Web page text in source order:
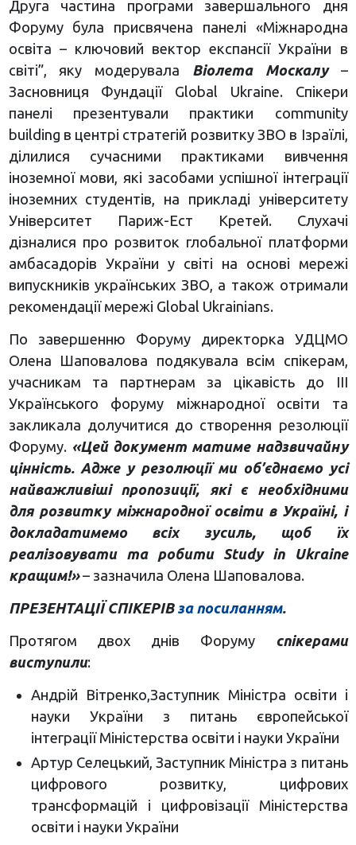
Друга частина програми завершального дня
Форуму була присвячена панелі «Міжнародна
освіта – ключовий вектор експансії України в
світі”, яку модерувала Віолета Москалу–
Засновниця Фундації Global Ukraine. Спікери
панелі презентували практики community
building в центрі стратегій розвитку ЗВО в Ізраїлі,
ділилися сучасними практиками вивчення
іноземної мови, які засобами успішної інтеграції
іноземних студентів, на прикладі університету
Університет Париж-Ест Кретей. Слухачі
дізналися про розвиток глобальної платформи
амбасадорів України у світі на основі мережі
випускників українських ЗВО, а також отримали
рекомендації мережі Global Ukrainians.
По завершенню Форуму директорка УДЦМО
Олена Шаповалова подякувала всім спікерам,
учасникам та партнерам за цікавість до ІІІ
Українського форуму міжнародної освіти та
закликала долучитися до створення резолюції
Форуму. «Цей документ матиме надзвичайну
цінність. Адже у резолюції ми об’єднаємо усі
найважливіші пропозиції, які є необхідними
для розвитку міжнародної освіти в Україні, і
докладатимемо всіх зусиль, щоб їх
реалізовувати та робити Study in Ukraine
кращим!»– зазначила Олена Шаповалова.
ПРЕЗЕНТАЦІЇ СПІКЕРІВ за посиланням.
Протягом двох днів Форуму спікерами
виступили:
Андрій Вітренко,Заступник Міністра освіти і
науки України з питань європейської
інтеграції Міністерства освіти і науки України
Артур Селецький, Заступник Міністра з питань
цифрового розвитку, цифрових
трансформацій і цифровізації Міністерства
освіти і науки України